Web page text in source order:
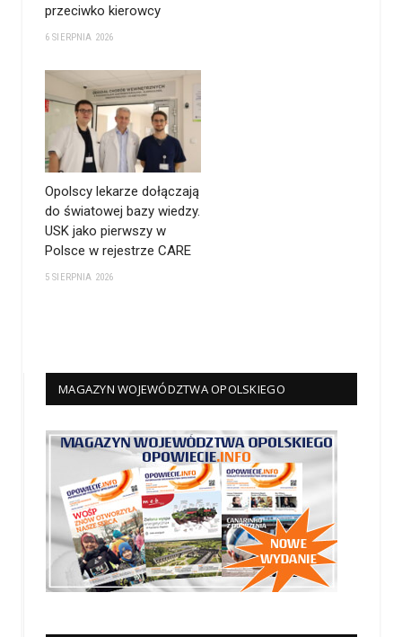
przeciwko kierowcy
6 SIERPNIA 2026
Opolscy lekarze dołączają
do światowej bazy wiedzy.
USK jako pierwszy w
Polsce w rejestrze CARE
5 SIERPNIA 2026
MAGAZYN WOJEWÓDZTWA OPOLSKIEGO